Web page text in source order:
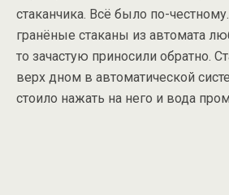
стаканчика. Всё было по-
гранёные стаканы из автомата
то зачастую приносили обратно.
верх дном в автоматической
стоило нажать на него и вода